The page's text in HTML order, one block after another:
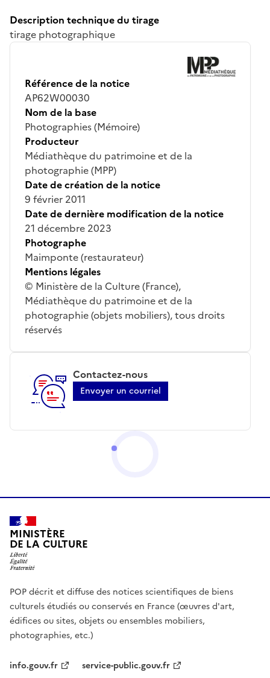
Description technique du tirage
tirage photographique
Référence de la notice
AP62W00030
Nom de la base
Photographies (Mémoire)
Producteur
Médiathèque du patrimoine et de la
photographie (MPP)
Date de création de la notice
9 février 2011
Date de dernière modification de la notice
21 décembre 2023
Photographe
Maimponte (restaurateur)
Mentions légales
© Ministère de la Culture (France),
Médiathèque du patrimoine et de la
photographie (objets mobiliers), tous droits
réservés
Contactez-nous
Envoyer un courriel
MINISTÈRE
DE LA CULTURE
POP décrit et diffuse des notices scientifiques de biens
culturels étudiés ou conservés en France (œuvres d'art,
édifices ou sites, objets ou ensembles mobiliers,
photographies, etc.)
info.gouv.fr service-public.gouv.fr